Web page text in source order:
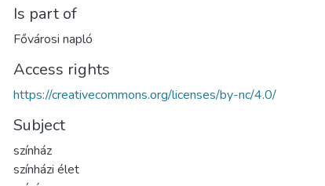
Is part of
Fővárosi napló
Access rights
https://creativecommons.org/licenses/by-nc/4.0/
Subject
színház
színházi élet